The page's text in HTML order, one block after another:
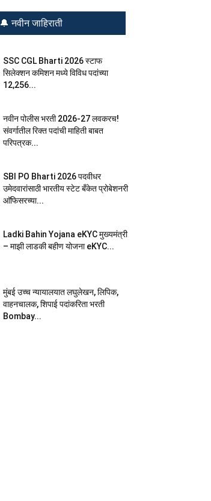
🔔 नवीन जाहिराती
SSC CGL Bharti 2026 स्टाफ
सिलेक्शन कमिशन मध्ये विविध पदांच्या
12,256...
नवीन पोलीस भरती 2026-27 लवकरच!
संवर्गातील रिक्त पदांची माहिती बाबत
परिपत्रक...
SBI PO Bharti 2026 पदवीधर
उमेदवारांसाठी भारतीय स्टेट बँकेत प्रोबेशनरी
आ‍ॅफिसरच्या...
Ladki Bahin Yojana eKYC मुख्यमंत्री
– माझी लाडकी बहीण योजना eKYC...
मुंबई उच्च न्यायालयात लघुलेखन, लिपिक,
वाहनचालक, शिपाई पदांकरिता भरती
Bombay...